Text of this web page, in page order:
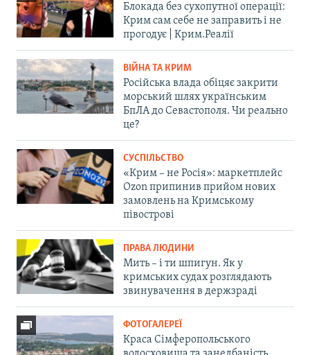
Блокада без сухопутної операції:
Крим сам себе не заправить і не
прогодує | Крим.Реалії
ВІЙНА ТА КРИМ
Російська влада обіцяє закрити
морський шлях українським
БпЛА до Севастополя. Чи реально
це?
СУСПІЛЬСТВО
«Крим – не Росія»: маркетплейс
Ozon припинив прийом нових
замовлень на Кримському
півострові
ПРАВА ЛЮДИНИ
Мить – і ти шпигун. Як у
кримських судах розглядають
звинувачення в держзраді
ФОТОГАЛЕРЕЇ
Краса Сімферопольського